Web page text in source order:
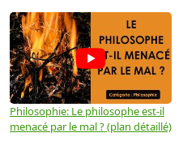
Philosophie: Le philosophe est-il
menacé par le mal ? (plan détaillé)